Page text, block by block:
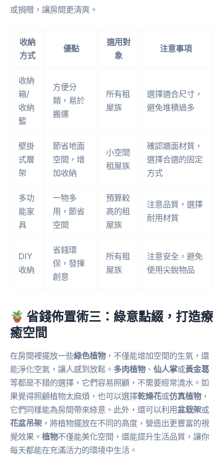
或捐贈，讓房間更清爽。
收納
方式
優點
適用對
象
注意事項
收納
箱/
收納
籃
方便分
類，易於
搬運
所有租
屋族
選擇適合尺寸，
避免堆積過多
壁掛
式層
架
節省地面
空間，增
加收納
小空間
租屋族
確認牆面材質，
選擇合適的固定
方式
多功
能家
具
一物多
用，節省
空間
預算較
高的租
屋族
注意品質，選擇
耐用材質
DIY
收納
省錢環
保，發揮
創意
所有租
屋族
注意安全，避免
使用尖銳物品
省錢佈置術三：綠意點綴，打造療
癒空間
在房間裡擺放一些綠色植物，不僅能增加空間的生氣，還
能淨化空氣，讓人感到放鬆。 多肉植物、 仙人掌或黃金葛
等都是不錯的選擇，它們容易照顧，不需要經常澆水。如
果覺得照顧植物太麻煩，也可以選擇乾燥花或仿真植物，
它們同樣能為房間帶來綠意。此外，還可以利用盆栽架或
花盆吊架 ，將植物擺放在不同的高度，營造出更豐富的視
覺效果。 植物不僅能美化空間，還能提升生活品質，讓你
每天都能在充滿活力的環境中生活。